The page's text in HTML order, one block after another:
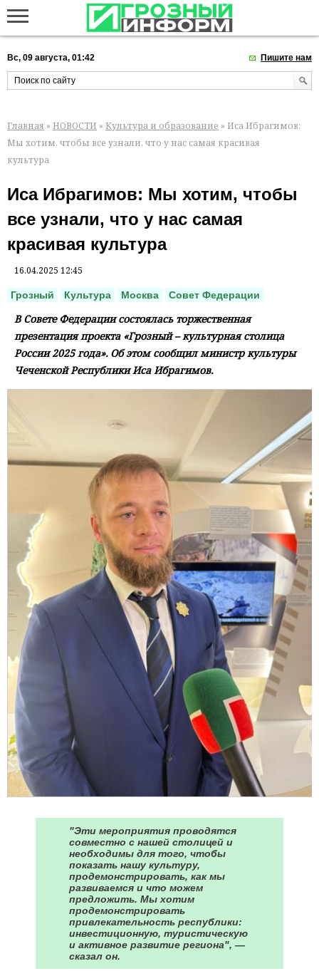
Вс, 09 августа, 01:42 Пишите нам
Главная » НОВОСТИ » Культура и образование » Иса Ибрагимов:
Мы хотим, чтобы все узнали, что у нас самая красивая
культура
Иса Ибрагимов: Мы хотим, чтобы
все узнали, что у нас самая
красивая культура
16.04.2025 12:45
Грозный Культура Москва Совет Федерации
В Совете Федерации состоялась торжественная
презентация проекта «Грозный – культурная столица
России 2025 года». Об этом сообщил министр культуры
Чеченской Республики Иса Ибрагимов.
"Эти мероприятия проводятся
совместно с нашей столицей и
необходимы для того, чтобы
показать нашу культуру,
продемонстрировать, как мы
развиваемся и что можем
предложить. Мы хотим
продемонстрировать
привлекательность республики:
инвестиционную, туристическую
и активное развитие региона", —
сказал он.